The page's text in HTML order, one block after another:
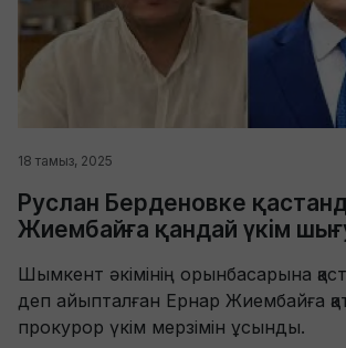
18 тамыз, 2025
Руслан Берденовке
Жиембайға қандай үкім
Шымкент әкімінің орынбасарына
деп айыпталған Ернар Жиембайға
прокурор үкім мерзімін ұсынды.